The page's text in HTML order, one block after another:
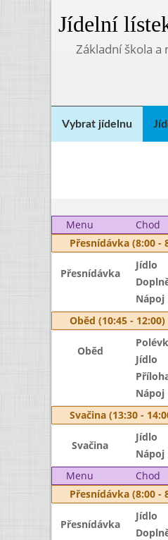
Jídelní
Základní škola a
Vybrat jídelnu
Menu
Chod
Přesnídávka (8:00 -
Přesnídávka
Jídlo
Nápoj
Oběd (10:45 - 12:00)
Oběd
Jídlo
Nápoj
Svačina (13:30 -
Svačina
Jídlo
Nápoj
Menu
Chod
Přesnídávka (8:00 -
Přesnídávka
Jídlo